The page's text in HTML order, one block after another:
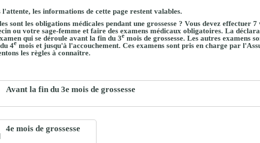
Etablissements
scolaires
publics
Établissements
scolaires
privés
des Trois
Rivières
Sélection
d'activité
proches de
découvrir
l'attente, les informations de cette page restent valables.
sont les obligations médicales pendant une grossesse ? Vous devez effectuer
ou votre sage-femme et faire des examens médicaux obligatoires. La
qui se déroule avant la fin du 3e mois de grossesse. Les autres examens
4e mois et jusqu'à l'accouchement. Ces examens sont pris en charge par
les règles à connaître.
Avant la fin du 3e mois de grossesse
4e mois de grossesse